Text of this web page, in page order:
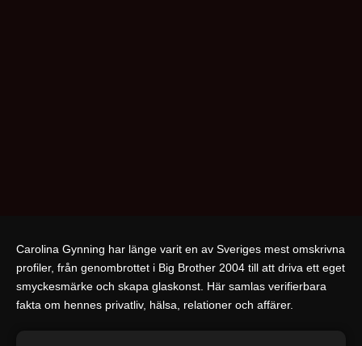
Carolina Gynning har länge varit en av Sveriges mest omskrivna
profiler, från genombrottet i Big Brother 2004 till att driva ett eget
smyckesmärke och skapa glaskonst. Här samlas verifierbara
fakta om hennes privatliv, hälsa, relationer och affärer.